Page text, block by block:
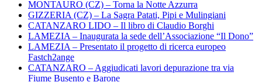
MONTAURO (CZ) – Torna la Notte Azzurra
GIZZERIA (CZ) – La Sagra Patati, Pipi e Mulingiani
CATANZARO LIDO – Il libro di Claudio Borghi
LAMEZIA – Inaugurata la sede dell’Associazione “Il Dono”
LAMEZIA – Presentato il progetto di ricerca europeo
Fastch2ange
CATANZARO – Aggiudicati lavori depurazione tra via
Fiume Busento e Barone